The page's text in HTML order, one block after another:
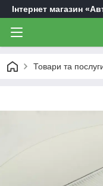
Інтернет магазин
Товари та